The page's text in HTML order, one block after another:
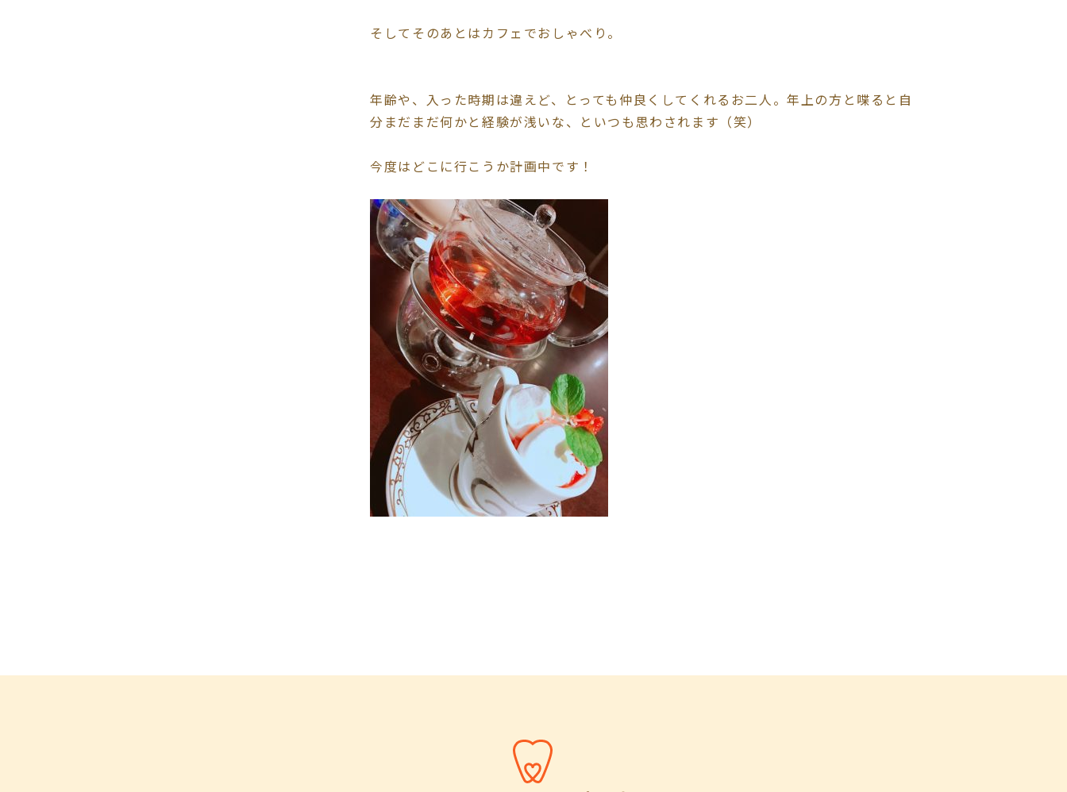
そしてそのあとはカフェでおしゃべり。
年齢や、入った時期は違えど、とっても仲良くしてくれるお二人。年上の方と喋ると自
分まだまだ何かと経験が浅いな、といつも思わされます（笑）
今度はどこに行こうか計画中です！